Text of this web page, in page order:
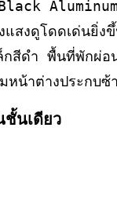
แสงดูโดดเด่นยิ่ง
สีดำ พื้นที่พักผ่อ
หน้าต่างประก
นเดียว